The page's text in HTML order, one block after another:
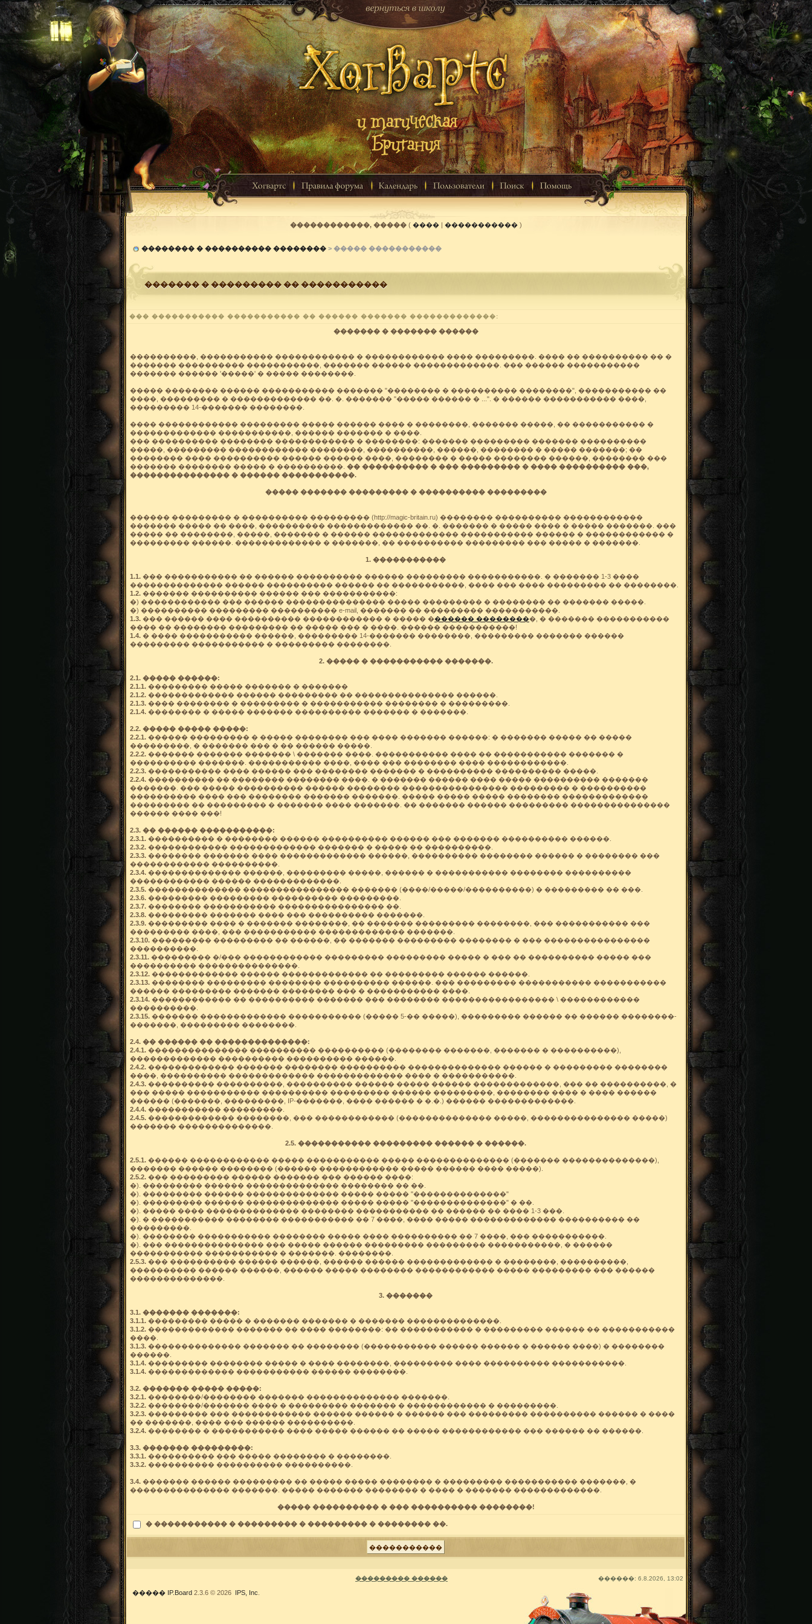
������������, ����� ( ���� | ����������� )
�������� � ���������� �������� > ����� �����������
������� � ��������� �� �����������
��� ����������� ����������� �� ������ ������� �������������:
������� � ������� ������
����������, ����������� ������������ � ������������ ���� ���������. ���� �� ���������� �� �
������� ���������� �����������, ������� ������ �������������. ��� ������ �����������
������� ������ '�����' � ����� ��������.
����� �������� ������ ����������� ������� "�������� � ���������� ��������", ����������� ��
����, ��������� � ������������� ��. �. ������� "����� ������ � ...". � ������ ����������� ����,
��������� 14-������� ��������.
���� ������������ ��������� ����� ������ ���� � ��������, ������� �����, �� ����������� �
������������� �����������, ������ ������� � ����.
��� ���������� �������� ������������ � ��������: ������� ��������� ������� ����������
�����, ��������� ������������ ��������, ����������, ������, �������� � ����� �������; ��
�������� ���� ���������� ������ ������ ����, �������� � ����� �������� ������, �������� ���
������� �������� ����� � ����������. �� ���������� � ��� ��������� � ���� ���������� ���,
��������������� � ������ �����������.
����� ������� ��������� � ���������� ���������
������ ��������� � ���������� ��������� (http://magic-britain.ru) �������� ���������� ������������
������� ����� �� ����, ���������� ������������� ��. �. ������� � ����� ���� � ����� �������. ���
����� �� ��������, �����, ������� � ������ ������������� ����������� ������ � ������������ �
��������� ������. ������������� � �������, �� ���������� ��������� ��� ����� � �������.
1. �����������
1.1. ��� ����������� �� ������ ���������� ������ ��������� �����������. � ������� 1-3 ����
�������������� ������ ���������� ������ �� �����������, ���� ��� ���� ��������� �� ��������.
1.2. ������� ���������� ������ ��� �����������:
�) ������������ ��� ������ ��������������� ����� ��������� � �������� �� ������� �����.
�) ���������� ��������� ���������� e-mail, ������� �� ��������� �����������.
1.3. ��� ������ ���� ���������� ������������ � ����� ������� ���������, � ������� �����������
���� �� �������� ��������� �� ����� ��� � ����. ������ �����������!
1.4. � ���� ����������� ������, ��������� 14-������� ��������, ��������� ������� ������
��������� ����������� � ��������� ��������.
2. ����� � ����������� �������.
2.1. ����� ������:
2.1.1. ��������� ����� ������� � �������
2.1.2. ������������� ������ ��������� �� ��������������� ������.
2.1.3. ���� �������� � ��������� � ����������� �������� � ���������.
2.1.4. �������� � ����� ������� ���������� ������� � �������.
2.2. ����� ����� �����:
2.2.1. ������ ��������� � ����� �������� ��� ���� ������� ������: � ������� ����� �� �����
���������, � ������� ��� � �� ������ �����.
2.2.2. ������� ������� ������� \ ������� ����. ����������� ���� �� ����������� ������� �
���������� �������. ����������� ����, ���� ��� �������� ���� ������������.
2.2.3. ����������� ���� ������ ��� �������� ������� � ���������� ���������� �����.
2.2.4. ���������� �� �������� �������� ����. � ������� ������ ���� ����� ���������� �������
�������. ��� ����� ���������� ������ �������� ���������������� ��������� � ����������
���������� ���� ��� �������� ������� �������. ����� ����� ����� �������� �������������
��������� �� ��������� � ������� ���� �������. �� ������� ������ ��������� ���������������
������ ���� ���!
2.3. �� ������ �����������:
2.3.1. ���������� � �������� ������ ���������� ������ ��� ������� ���������� ������.
2.3.2. ������������ ������������� ������� � ����� �� ����������.
2.3.3. �������� ������� ���� ������������� ������, ���������� �������� ������ � �������� ���
������������ ����������.
2.3.4. �������������� ������, ��������� �����, ������ � ����������� �������� ����������
������������ ������ �������������.
2.3.5. �������������� ���������������� ������� (����/�����/����������) � ��������� �� ���.
2.3.6. ��������� ��������� ���������� ���������.
2.3.7. �������� ����������� ���������������� ��.
2.3.8. ��������� ������� ���� ��� ���������� �������.
2.3.9. ��������� ���� � ������� ��������, �� ������� ��������� ��������, ��� ����������� ���
��������� ����, ��� ����������� ������������� �������.
2.3.10. ��������� ��������� �� ������, �� ������� ��������� �������� � ��� ����������������
����������.
2.3.11. ��������� �/��� ������������ ��������� ��������� ����� � ��� �� ���������� ����� ���
���������� ���������������.
2.3.12. ������������� ������ ������������� �� ��������� ������ ������.
2.3.13. �������� ��������� �������� ���������� ������. ��� ��������� ����������� �����������
������ ��������� ������� �������� ��� � ����������� ����.
2.3.14. ������������ �� ���������� ������� ��� �������� ����������������� \ ������������
����������.
2.3.15. ������� ������������� ����������� (����� 5-�� �����), ��������� ������ �� ������ ��������-
�������, ��������� ��������.
2.4. �� ������ �� ��������������:
2.4.1. ��������������� ���������� ���������� (�������� �������, ������� � ����������),
������������� ���������� ���������� ������.
2.4.2. ������������� ������� �������� ���������� �������������� ������ � ��������� ��������
����, ���������� ������������� ������������� ���� � �����������.
2.4.3. ���������� ����������, ���������� ������ ����� ������ �������������, ��� �� ����������, �
��� ����� ����������� ���������� ��������� ������ ���������, �������� ���� � ���� ������
������ (�������, ���������, IP-�������, ���� ������ � �.�.) ������ �������������.
2.4.4. ����������� ���������.
2.4.5. ������������� ��������, ��� ������������ (�������������� �����, ��������������� �����)
������� ��������������.
2.5. ����������� ��������� ������ � ������.
2.5.1. ������ ������������ ����� ����������� ����� �������������� (������� ��������������),
������� ������ �������� (������ ������������ ����� ������ ���� �����).
2.5.2. ��� ��������� ������ ������� ��� ������ ����:
�). ��������� ������ �������������� �������� �� ��.
�). ��������� ������ �������������� ����� ����� "��������������"
�). ��������� ������ �������������� ����� ����� "��������������" � ��.
�). ����� ���� �������������� �������� ����������� �� ������ �� ���� 1-3 ���.
�). � ����������� �������� ����������� �� 7 ����, ���� ����� ������������� ���������� ��
���������.
�). �������� ����������� �������� ����� ���� ���������� �� 7 ����, ��� �����������.
�). ��� ��������������� ��� ����� ������ ��������� ��������� �����������, � ������
����������� ����������� � �������. ��������.
2.5.3. ��� ���������� ������ ������, ������ ������ ������������� � ��������, ����������,
���������� ������ ������, ������ ����� �������� ������������ ����� ��������� ��� ������
��������������.
3. �������
3.1. ������� �������:
3.1.1. ��������� ����� � ������� ������� � ������� ��������������.
3.1.2. ������������� ������� �� ���� ��������: �� ����������� � ��������� ������ �� �����������
����.
3.1.3. �������������� ������� �� �������� (����������� ������ ������ � ������ ����) � ��������
������.
3.1.4. ��������� �������� ����� � ���� ��������, ��������� ���� ���������� �����������.
3.1.4. ������������� ����������� ������ ��������.
3.2. ������� ����� �����:
3.2.1. ��������/�������� ������� �������������� �������.
3.2.2. ��������/������� ���� � ��������� ������� � ������������ � ���������.
3.2.3. ��������� ��� ������������ ������ ������ � ������ ��� ��������� ���������� ������ � ����
�� �������, ���� ��� ������ ����������.
3.2.4. �������� � ����������� ���� ����� ������ �� ����� ������������ ��� ������ �� ������.
3.3. ������� ���������:
3.3.1. ���������� ��� ����� �������� � ��������.
3.3.2. ���������� ���������� ����������.
3.4. ������� ������ ��������� �� ����� ����� �������� � ��������� ����������� �������, �
��������������� �������. ����� ������� �������� � ���� � ������� �������������.
����� ���������� � ��� ���������� ��������!
� ����������� � ��������� � ��������� � �������� ��.
��������� ������ ������: 6.8.2026, 13:02
����� IP.Board 2.3.6 © 2026 IPS, Inc